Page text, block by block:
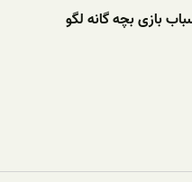
بازی بچه گانه لگو